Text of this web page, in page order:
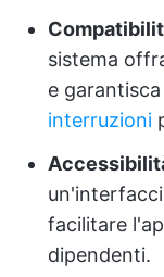
sistema
e garantisca
interruzioni
facilitare
dipendenti.